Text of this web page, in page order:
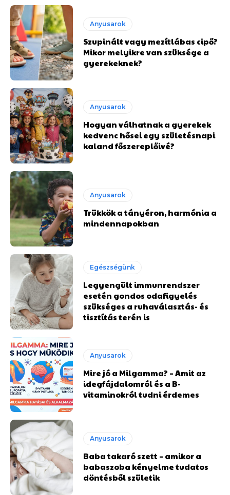
Anyusarok
Szupinált vagy mezítlábas cipő?
Mikor melyikre van szüksége a
gyerekeknek?
Anyusarok
Hogyan válhatnak a gyerekek
kedvenc hősei egy születésnapi
kaland főszereplőivé?
Anyusarok
Trükkök a tányéron, harmónia a
mindennapokban
Egészségünk
Legyengült immunrendszer
esetén gondos odafigyelés
szükséges a ruhaválasztás- és
tisztítás terén is
Anyusarok
Mire jó a Milgamma? – Amit az
idegfájdalomról és a B-
vitaminokról tudni érdemes
Anyusarok
Baba takaró szett – amikor a
babaszoba kényelme tudatos
döntésből születik